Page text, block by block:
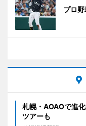
プロ
札幌・AOAOで進
ツアーも